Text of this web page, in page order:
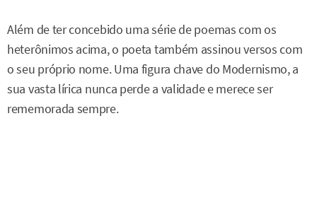
Além de ter concebido uma série de poemas com os
heterônimos acima, o poeta também assinou versos com
o seu próprio nome. Uma figura chave do Modernismo, a
sua vasta lírica nunca perde a validade e merece ser
rememorada sempre.